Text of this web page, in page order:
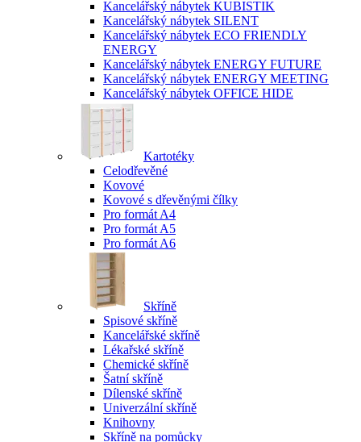
Kancelářský nábytek KUBISTIK
Kancelářský nábytek SILENT
Kancelářský nábytek ECO FRIENDLY
ENERGY
Kancelářský nábytek ENERGY FUTURE
Kancelářský nábytek ENERGY MEETING
Kancelářský nábytek OFFICE HIDE
Kartotéky
Celodřevěné
Kovové
Kovové s dřevěnými čílky
Pro formát A4
Pro formát A5
Pro formát A6
Skříně
Spisové skříně
Kancelářské skříně
Lékařské skříně
Chemické skříně
Šatní skříně
Dílenské skříně
Univerzální skříně
Knihovny
Skříně na pomůcky